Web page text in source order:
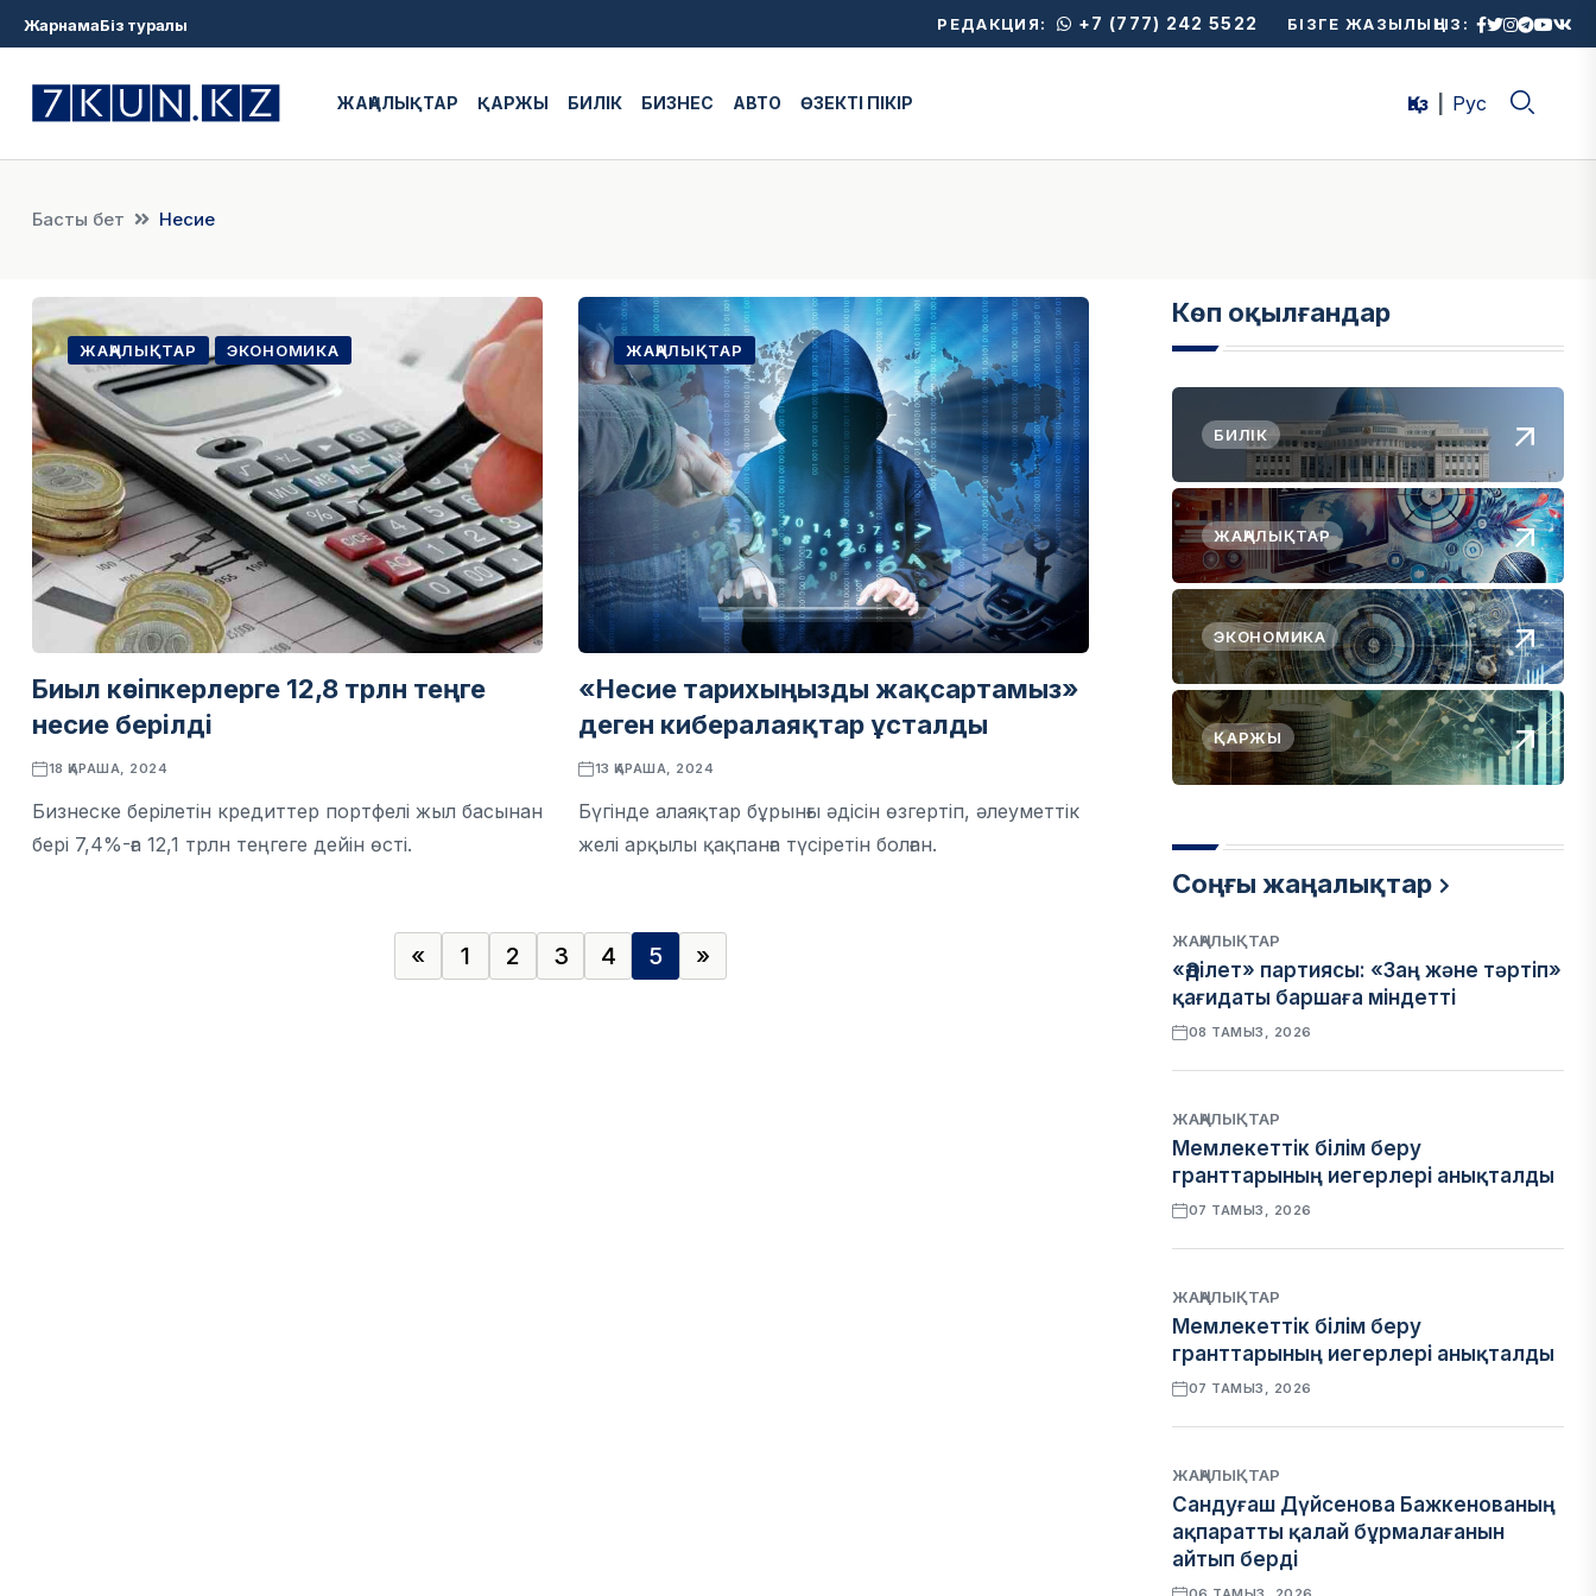
ЖарнамаБіз туралы РЕДАКЦИЯ: +7 (777) 242 5522 БІЗГЕ ЖАЗЫЛЫҢЫЗ:
ЖАҢАЛЫҚТАР ҚАРЖЫ БИЛІК БИЗНЕС АВТО ӨЗЕКТІ ПІКІР Қаз Рус
Басты бет Несие
ЖАҢАЛЫҚТАР ЭКОНОМИКА
Биыл кәсіпкерлерге 12,8 трлн теңге
несие берілді
18 ҚАРАША, 2024
Бизнеске берілетін кредиттер портфелі жыл басынан
бері 7,4%-ға 12,1 трлн теңгеге дейін өсті.
ЖАҢАЛЫҚТАР
«Несие тарихыңызды жақсартамыз»
деген кибералаяқтар ұсталды
13 ҚАРАША, 2024
Бүгінде алаяқтар бұрынғы әдісін өзгертіп, әлеуметтік
желі арқылы қақпанға түсіретін болған.
« 1 2 3 4 5 »
Көп оқылғандар
БИЛІК
ЖАҢАЛЫҚТАР
ЭКОНОМИКА
ҚАРЖЫ
Соңғы жаңалықтар
ЖАҢАЛЫҚТАР
«Әділет» партиясы: «Заң және тәртіп»
қағидаты баршаға міндетті
08 ТАМЫЗ, 2026
ЖАҢАЛЫҚТАР
Мемлекеттік білім беру
гранттарының иегерлері анықталды
07 ТАМЫЗ, 2026
ЖАҢАЛЫҚТАР
Мемлекеттік білім беру
гранттарының иегерлері анықталды
07 ТАМЫЗ, 2026
ЖАҢАЛЫҚТАР
Сандуғаш Дүйсенова Бажкенованың
ақпаратты қалай бұрмалағанын
айтып берді